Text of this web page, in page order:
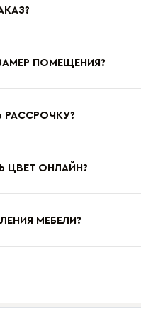
ПОМЕЩЕНИЯ?
ЦВЕТ ОНЛАЙН?
МЕБЕЛИ?